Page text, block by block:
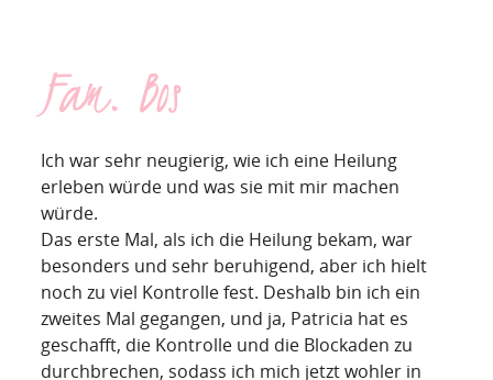
Fam. Bos
Ich war sehr neugierig, wie ich eine Heilung
erleben würde und was sie mit mir machen
würde.
Das erste Mal, als ich die Heilung bekam, war
besonders und sehr beruhigend, aber ich hielt
noch zu viel Kontrolle fest. Deshalb bin ich ein
zweites Mal gegangen, und ja, Patricia hat es
geschafft, die Kontrolle und die Blockaden zu
durchbrechen, sodass ich mich jetzt wohler in